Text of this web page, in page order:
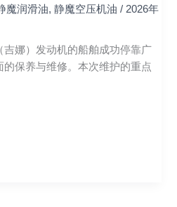
魔润滑油,静魔空压机油 / 2026年
娜）发动机的船舶成功停靠广
保养与维修。本次维护的重点